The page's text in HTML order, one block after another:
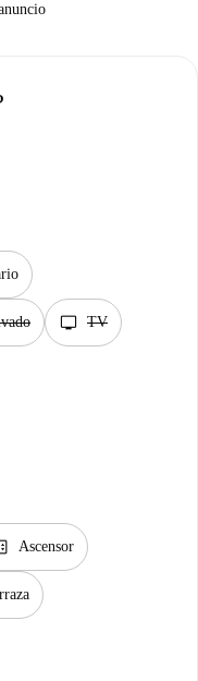
tv TV
Ascensor